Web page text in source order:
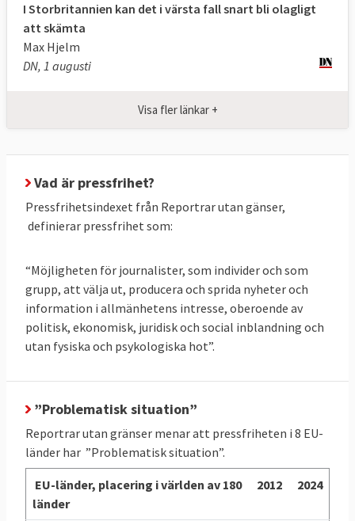
Källa:Reportrar utan gränser
Cypern och Bulgarien.
sämst pressfrihet återfinns Ryssland,
Azerbajdzjan, Belarus och Turkiet .
I Storbritannien kan det i värsta fall snart bli olagligt
att skämta
Max Hjelm
DN, 1 augusti
Visa fler länkar +
Vad är pressfrihet?
Pressfrihetsindexet från Reportrar utan gänser,
definierar pressfrihet som:
“Möjligheten för journalister, som individer och som
grupp, att välja ut, producera och sprida nyheter och
information i allmänhetens intresse, oberoende av
politisk, ekonomisk, juridisk och social inblandning och
utan fysiska och psykologiska hot”.
”Problematisk situation”
Reportrar utan gränser menar att pressfriheten i 8 EU-
länder har ”Problematisk situation”.
EU-länder, placering i världen av 180
länder
2012 2024